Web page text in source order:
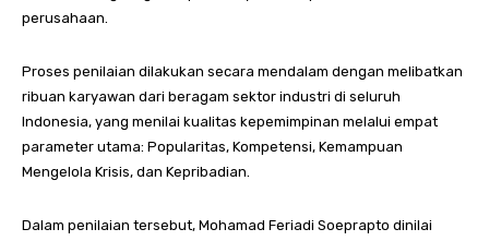
perusahaan.
Proses penilaian dilakukan secara mendalam dengan melibatkan
ribuan karyawan dari beragam sektor industri di seluruh
Indonesia, yang menilai kualitas kepemimpinan melalui empat
parameter utama: Popularitas, Kompetensi, Kemampuan
Mengelola Krisis, dan Kepribadian.
Dalam penilaian tersebut, Mohamad Feriadi Soeprapto dinilai